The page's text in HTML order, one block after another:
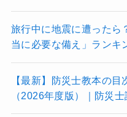
旅行中に地震に遭ったら
当に必要な備え」ランキ
【最新】防災士教本の
（2026年度版）｜防災